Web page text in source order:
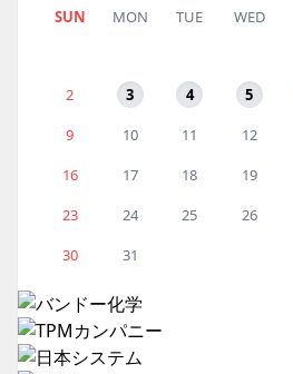
SUN MON TUE WED
2
3 4 5
9
10 11 12
16
17 18 19
23
24 25 26
30
31